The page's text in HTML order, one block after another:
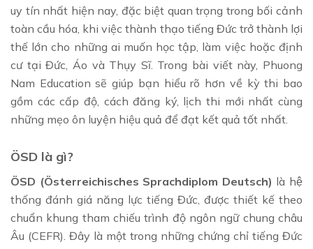
uy tín nhất hiện nay, đặc biệt quan trọng trong bối cảnh
toàn cầu hóa, khi việc thành thạo tiếng Đức trở thành lợi
thế lớn cho những ai muốn học tập, làm việc hoặc định
cư tại Đức, Áo và Thụy Sĩ. Trong bài viết này, Phuong
Nam Education sẽ giúp bạn hiểu rõ hơn về kỳ thi bao
gồm các cấp độ, cách đăng ký, lịch thi mới nhất cùng
những mẹo ôn luyện hiệu quả để đạt kết quả tốt nhất.
ÖSD là gì?
ÖSD (Österreichisches Sprachdiplom Deutsch) là hệ
thống đánh giá năng lực tiếng Đức, được thiết kế theo
chuẩn khung tham chiếu trình độ ngôn ngữ chung châu
Âu (CEFR). Đây là một trong những chứng chỉ tiếng Đức